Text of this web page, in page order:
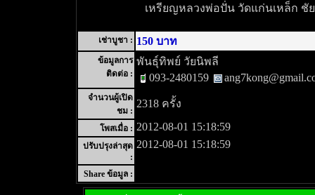
เหรียญหลวงพ่อปั่น วัดแก่นเหล็ก ชั
เช่าบูชา : 150 บาท
ข้อมูลการ
ติดต่อ :
พันธุ์ทิพย์ วัยนิพลี
093-2480159
จำนวนผู้เปิด
ชม :
2318 ครั้ง
โพสเมื่อ : 2012-08-01 15:18:59
ปรับปรุงล่าสุด
:
2012-08-01 15:18:59
Share ข้อมูล :